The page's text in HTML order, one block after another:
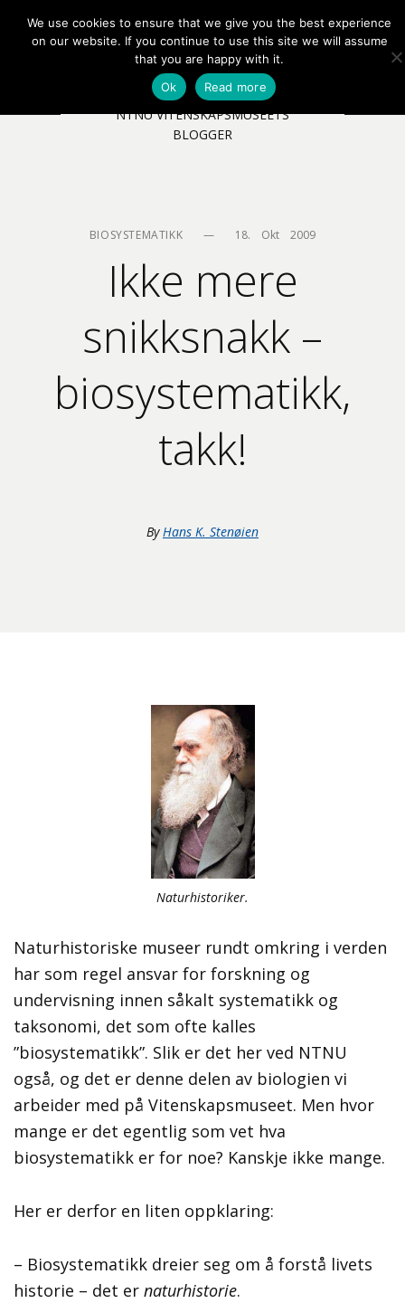
MENY EN NB
NTNU VITENSKAPSMUSEETS
BLOGGER
BIOSYSTEMATIKK — 18.    Okt    2009
Ikke mere
snikksnakk –
biosystematikk,
takk!
By Hans K. Stenøien
Naturhistoriker.
Naturhistoriske museer rundt omkring i verden
har som regel ansvar for forskning og
undervisning innen såkalt systematikk og
taksonomi, det som ofte kalles
”biosystematikk”. Slik er det her ved NTNU
også, og det er denne delen av biologien vi
arbeider med på Vitenskapsmuseet. Men hvor
mange er det egentlig som vet hva
biosystematikk er for noe? Kanskje ikke mange.
Her er derfor en liten oppklaring:
– Biosystematikk dreier seg om å forstå livets
historie – det er naturhistorie.
We use cookies to ensure that we give you the best experience
on our website. If you continue to use this site we will assume
that you are happy with it.
Ok
Read more